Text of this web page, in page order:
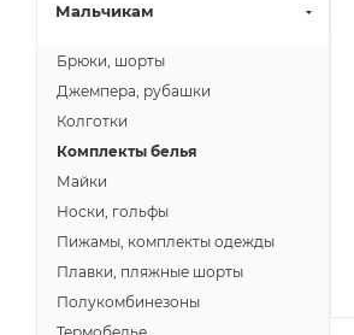
Мальчикам
Брюки, шорты
Джемпера, рубашки
Колготки
Комплекты белья
Майки
Носки, гольфы
Пижамы, комплекты одежды
Плавки, пляжные шорты
Полукомбинезоны